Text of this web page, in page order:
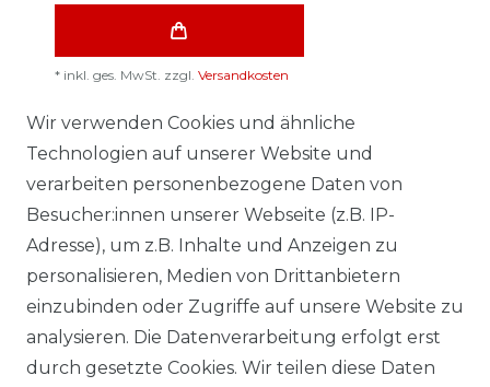
* inkl. ges. MwSt. zzgl. Versandkosten
Panasonic Mini-
Standtruhe CS-Z35CFEAW
R32 Inverter Plus
Klimageräte-Set - 3,8 kW
Wir verwenden Cookies und ähnliche
Technologien auf unserer Website und
verarbeiten personenbezogene Daten von
Besucher:innen unserer Webseite (z.B. IP-
Adresse), um z.B. Inhalte und Anzeigen zu
personalisieren, Medien von Drittanbietern
einzubinden oder Zugriffe auf unsere Website zu
analysieren. Die Datenverarbeitung erfolgt erst
durch gesetzte Cookies. Wir teilen diese Daten